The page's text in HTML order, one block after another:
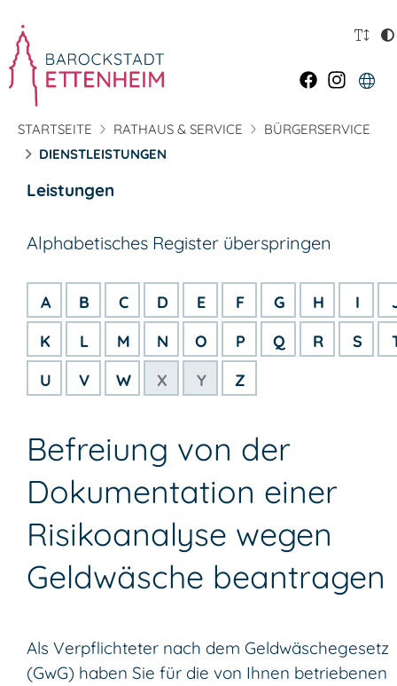
STARTSEITE RATHAUS & SERVICE
BÜRGERSERVICE
DIENSTLEISTUNGEN
Leistungen
Alphabetisches Register überspringen
A B C D E F G H I
K
L M N O P Q R S
U
V W X Y Z
Befreiung von der
Dokumentation einer
Risikoanalyse wegen
Geldwäsche beantragen
Als Verpflichteter nach dem Geldwäschegesetz
(GwG) haben Sie für die von Ihnen betriebenen